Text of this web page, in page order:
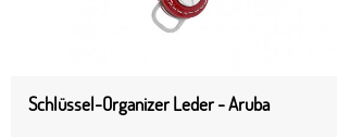
Schlüssel-Organizer Leder - Aruba